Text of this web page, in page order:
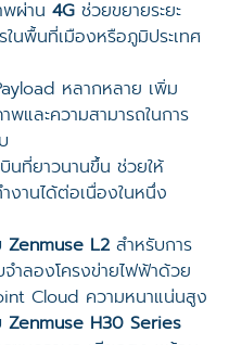
พผ่าน 4G ช่วยขยายระยะ
นพื้นที่เมืองหรือภูมิประเทศ
หลากหลาย เพิ่ม
พและความสามารถในการ
บินที่ยาวนานขึ้น ช่วยให้
งานได้ต่อเนื่องในหนึ่ง
Zenmuse L2 สำหรับการ
ำลองโครงข่ายไฟฟ้าด้วย
Cloud ความหนาแน่นสูง
Zenmuse H30 Series